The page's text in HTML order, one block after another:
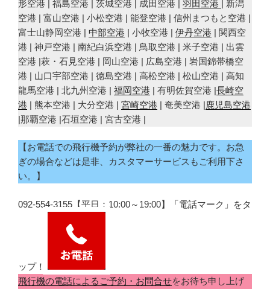
形空港 | 福島空港 | 茨城空港 | 成田空港 | 羽田空港 | 新潟
空港 | 富山空港 | 小松空港 | 能登空港 | 信州まつもと空港 |
富士山静岡空港 | 中部空港 | 小牧空港 | 伊丹空港 | 関西空
港 | 神戸空港 | 南紀白浜空港 | 鳥取空港 | 米子空港 | 出雲
空港 |萩・石見空港 | 岡山空港 | 広島空港 | 岩国錦帯橋空
港 | 山口宇部空港 | 徳島空港 | 高松空港 | 松山空港 | 高知
龍馬空港 | 北九州空港 | 福岡空港 | 有明佐賀空港 |長崎空
港 | 熊本空港 | 大分空港 | 宮崎空港 | 奄美空港 |鹿児島空港
|那覇空港 |石垣空港 | 宮古空港 |
【お電話での飛行機予約が弊社の一番の魅力です。お急
ぎの場合などは是非、カスタマーサービスもご利用下さ
い。】
092-554-3155【平日：10:00～19:00】「電話マーク」をタ
ップ！
飛行機の電話によるご予約・お問合せをお待ち申し上げ